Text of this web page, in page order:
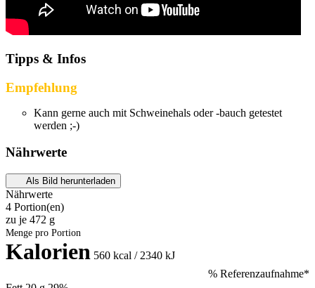
Tipps & Infos
Empfehlung
Kann gerne auch mit Schweinehals oder -bauch getestet
werden ;-)
Nährwerte
Als Bild herunterladen
Nährwerte
4 Portion(en)
zu je 472 g
Menge pro Portion
Kalorien 560 kcal / 2340 kJ
% Referenzaufnahme*